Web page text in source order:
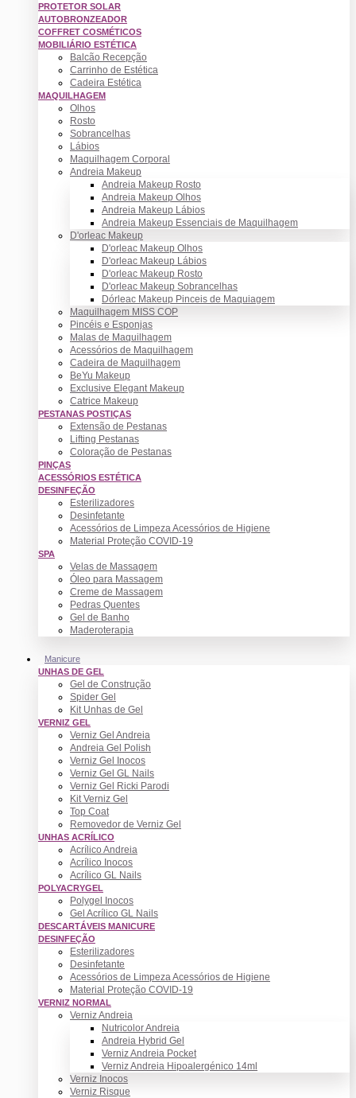
PROTETOR SOLAR
AUTOBRONZEADOR
COFFRET COSMÉTICOS
MOBILIÁRIO ESTÉTICA
Balcão Recepção
Carrinho de Estética
Cadeira Estética
MAQUILHAGEM
Olhos
Rosto
Sobrancelhas
Lábios
Maquilhagem Corporal
Andreia Makeup
Andreia Makeup Rosto
Andreia Makeup Olhos
Andreia Makeup Lábios
Andreia Makeup Essenciais de Maquilhagem
D'orleac Makeup
D'orleac Makeup Olhos
D'orleac Makeup Lábios
D'orleac Makeup Rosto
D'orleac Makeup Sobrancelhas
Dórleac Makeup Pinceis de Maquiagem
Maquilhagem MISS COP
Pincéis e Esponjas
Malas de Maquilhagem
Acessórios de Maquilhagem
Cadeira de Maquilhagem
BeYu Makeup
Exclusive Elegant Makeup
Catrice Makeup
PESTANAS POSTIÇAS
Extensão de Pestanas
Lifting Pestanas
Coloração de Pestanas
PINÇAS
ACESSÓRIOS ESTÉTICA
DESINFEÇÃO
Esterilizadores
Desinfetante
Acessórios de Limpeza Acessórios de Higiene
Material Proteção COVID-19
SPA
Velas de Massagem
Óleo para Massagem
Creme de Massagem
Pedras Quentes
Gel de Banho
Maderoterapia
Manicure
UNHAS DE GEL
Gel de Construção
Spider Gel
Kit Unhas de Gel
VERNIZ GEL
Verniz Gel Andreia
Andreia Gel Polish
Verniz Gel Inocos
Verniz Gel GL Nails
Verniz Gel Ricki Parodi
Kit Verniz Gel
Top Coat
Removedor de Verniz Gel
UNHAS ACRÍLICO
Acrílico Andreia
Acrílico Inocos
Acrílico GL Nails
POLYACRYGEL
Polygel Inocos
Gel Acrílico GL Nails
DESCARTÁVEIS MANICURE
DESINFEÇÃO
Esterilizadores
Desinfetante
Acessórios de Limpeza Acessórios de Higiene
Material Proteção COVID-19
VERNIZ NORMAL
Verniz Andreia
Nutricolor Andreia
Andreia Hybrid Gel
Verniz Andreia Pocket
Verniz Andreia Hipoalergénico 14ml
Verniz Inocos
Verniz Risque